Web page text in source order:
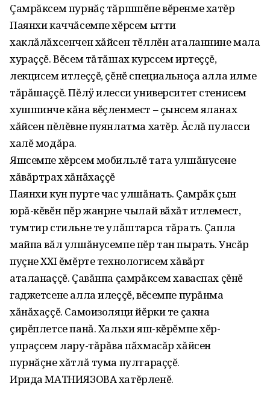
Çамрăксем пурнăç тăршшĕпе вĕренме хатĕр
Паянхи каччăсемпе хĕрсем ытти
хаклăлăхсенчен хăйсен тĕллĕн аталаннине мала
хураççĕ. Вĕсем тăтăшах курссем иртеççĕ,
лекцисем итлеççĕ, çĕнĕ специальноçа алла илме
тăрăшаççĕ. Пĕлÿ илесси университет стенисем
хушшинче кăна вĕçленмест – çынсем яланах
хăйсен пĕлĕвне пуянлатма хатĕр. Ăслă пуласси
халĕ модăра.
Яшсемпе хĕрсем мобильлĕ тата улшăнусене
хăвăртрах хăнăхаççĕ
Паянхи кун пурте час улшăнать. Çамрăк çын
юрă-кĕвĕн пĕр жанрне чылай вăхăт итлемест,
тумтир стильне те улăштарса тăрать. Çапла
майпа вăл улшăнусемпе пĕр тан пырать. Унсăр
пуçне XXI ĕмĕрте технологисем хăвăрт
аталанаççĕ. Çавăнпа çамрăксем хаваспах çĕнĕ
гаджетсене алла илеççĕ, вĕсемпе пурăнма
хăнăхаççĕ. Самоизоляци йĕрки те çакна
çирĕплетсе панă. Хальхи яш-кĕрĕмпе хĕр-
упраçсем лару-тăрăва пăхмасăр хăйсен
пурнăçне хăтлă тума пултараççĕ.
Ирида МАТНИЯЗОВА хатĕрленĕ.